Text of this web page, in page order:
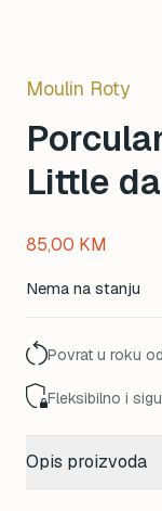
Moulin Roty
Little
85,00 KM
Nema na stanju
Povrat u roku
Fleksibilno i
Opis proizvoda